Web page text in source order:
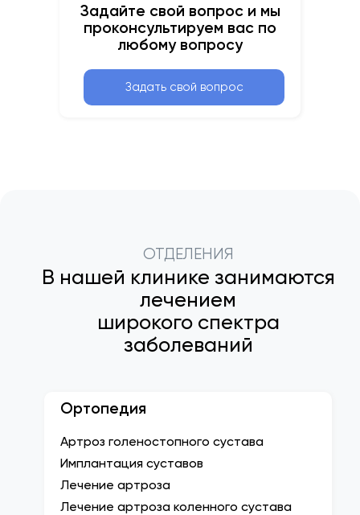
Задайте свой вопрос и мы
проконсультируем вас по
любому вопросу
Задать свой вопрос
ОТДЕЛЕНИЯ
В нашей клинике занимаются
лечением
широкого спектра
заболеваний
Ортопедия
Артроз голеностопного сустава
Имплантация суставов
Лечение артроза
Лечение артроза коленного сустава